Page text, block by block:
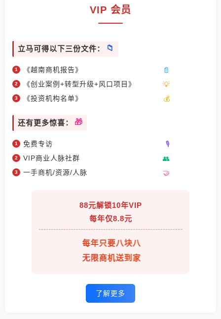
VIP 会员
立马可得以下三份文件：
《越南商机报告》
《创业案例+转型升级+风口项目》
《投资机构名单》
还有更多惊喜：
免费专访
VIP商业人脉社群
一手商机/资源/人脉
88元解锁10年VIP
每年仅8.8元
每年只要八块八
无限商机送到家
了解更多